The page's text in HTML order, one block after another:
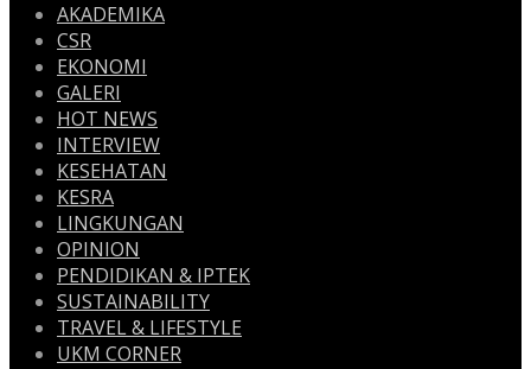
AKADEMIKA
CSR
EKONOMI
GALERI
HOT NEWS
INTERVIEW
KESEHATAN
KESRA
LINGKUNGAN
OPINION
PENDIDIKAN & IPTEK
SUSTAINABILITY
TRAVEL & LIFESTYLE
UKM CORNER